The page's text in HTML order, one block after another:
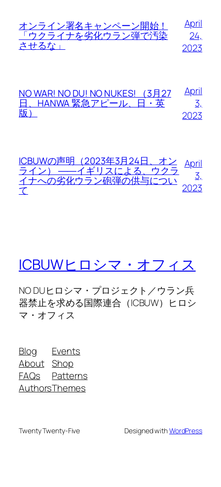
オンライン署名キャンペーン開始！
「ウクライナを劣化ウラン弾で汚染
させるな」
April
24,
2023
NO WAR! NO DU! NO NUKES! （3月27
日、HANWA 緊急アピール、日・英
版）
April
3,
2023
ICBUWの声明（2023年3月24日、オン
ライン） ――イギリスによる、ウクラ
イナへの劣化ウラン砲弾の供与につい
て
April
3,
2023
ICBUWヒロシマ・オフィス
NO DUヒロシマ・プロジェクト／ウラン兵
器禁止を求める国際連合（ICBUW）ヒロシ
マ・オフィス
Blog
About
FAQs
Authors
Events
Shop
Patterns
Themes
Twenty Twenty-Five Designed withWordPress